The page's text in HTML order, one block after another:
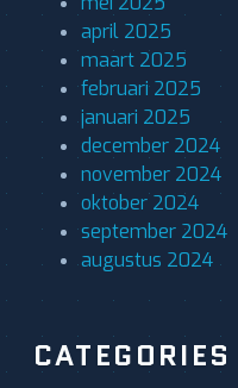
april 2025
maart 2025
februari 2025
januari 2025
december 2024
november 2024
oktober 2024
september 2024
augustus 2024
CATEGORIES